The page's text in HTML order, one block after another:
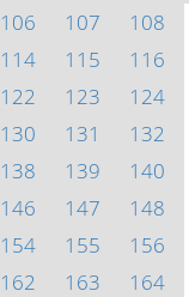
106 107
108
114 115
116
122 123
124
130 131
132
138 139
140
146 147
148
154 155
156
162 163
164